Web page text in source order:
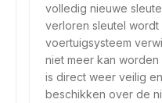
volledig nieuwe
verloren sleutel wordt
voertuigsysteem
niet meer kan
is direct weer veilig
beschikken over de